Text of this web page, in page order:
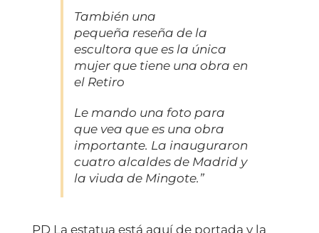
También una
pequeña reseña de la
escultora que es la única
mujer que tiene una obra en
el Retiro
Le mando una foto para
que vea que es una obra
importante. La inauguraron
cuatro alcaldes de Madrid y
la viuda de Mingote.”
PD La estatua está aquí de portada y la